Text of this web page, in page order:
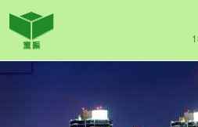
Previous